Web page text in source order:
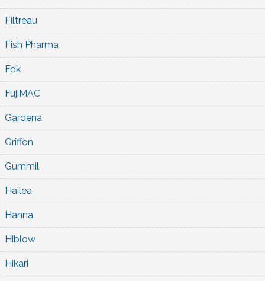
Filtreau
Fish Pharma
Fok
FujiMAC
Gardena
Griffon
Gummil
Hailea
Hanna
Hiblow
Hikari